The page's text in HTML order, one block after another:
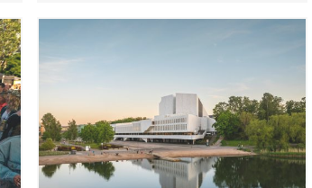
Makasiinirannan ja Olympiarannan
lainvoiman. Helsingin
hyväksymistä asemakaavoista ei
jätetty valituksia määräaikaan
mennessä.